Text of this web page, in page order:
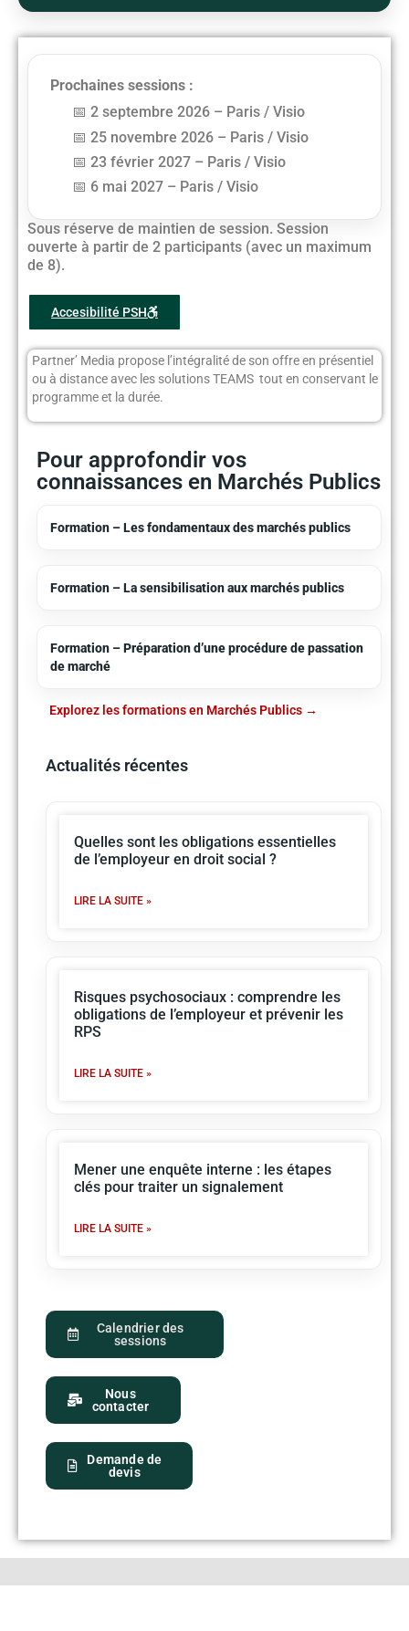
Pour approfondir vos
connaissances en Marchés Publics
Formation – Les fondamentaux des marchés publics
Formation – La sensibilisation aux marchés publics
Formation – Préparation d’une procédure de passation
de marché
Explorez les formations en Marchés Publics
Actualités récentes
Quelles sont les obligations essentielles
de l’employeur en droit social ?
LIRE LA SUITE »
Risques psychosociaux : comprendre les
obligations de l’employeur et prévenir les
RPS
LIRE LA SUITE »
Mener une enquête interne : les étapes
clés pour traiter un signalement
LIRE LA SUITE »
Demande de
devis
Calendrier des
sessions
Nous
contacter
Prochaines sessions :
2 septembre 2026 – Paris / Visio
25 novembre 2026 – Paris / Visio
23 février 2027 – Paris / Visio
6 mai 2027 – Paris / Visio
Sous réserve de maintien de session. Session
ouverte à partir de 2 participants (avec un maximum
de 8).
Accesibilité PSH
Partner’ Media propose l’intégralité de son offre en présentiel
ou à distance avec les solutions TEAMS tout en conservant le
programme et la durée.